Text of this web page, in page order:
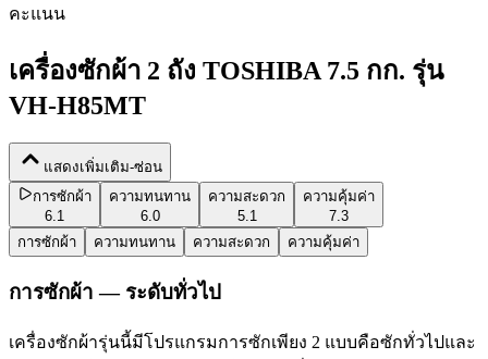
คะแนน
เครื่องซักผ้า 2 ถัง TOSHIBA 7.5 กก. รุ่น
VH-H85MT
แสดงเพิ่มเติม-ซ่อน
การซักผ้า
6.1
ความทนทาน
6.0
ความสะดวก
5.1
ความคุ้มค่า
7.3
การซักผ้า
ความทนทาน ความสะดวก ความคุ้มค่า
การซักผ้า — ระดับทั่วไป
เครื่องซักผ้ารุ่นนี้มีโปรแกรมการซักเพียง 2 แบบคือซักทั่วไปและ